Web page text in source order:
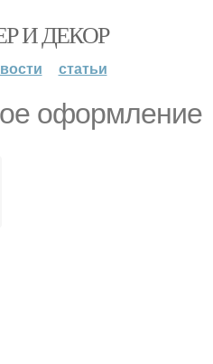
И ДЕКОР
статьи
оформление